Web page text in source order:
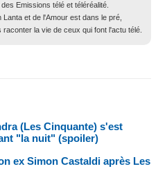
Emissions télé et téléréalité.
Lanta et de l'Amour est dans le pré,
la vie de ceux qui font l'actu télé.
(Les Cinquante) s'est
"la nuit" (spoiler)
ex Simon Castaldi après Les